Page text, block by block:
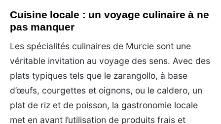
Cuisine locale : un voyage culinaire à ne
pas manquer
Les spécialités culinaires de Murcie sont une
véritable invitation au voyage des sens. Avec des
plats typiques tels que le zarangollo, à base
d’œufs, courgettes et oignons, ou le caldero, un
plat de riz et de poisson, la gastronomie locale
met en avant l’utilisation de produits frais et